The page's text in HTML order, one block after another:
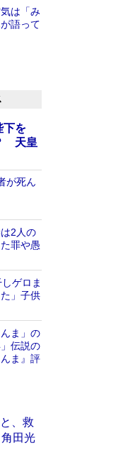
は「み
語って
下を
天皇
が死ん
2人の
罪や愚
ゲロま
」子供
ま」の
伝説の
ま』評
1
たマ
、救
田光